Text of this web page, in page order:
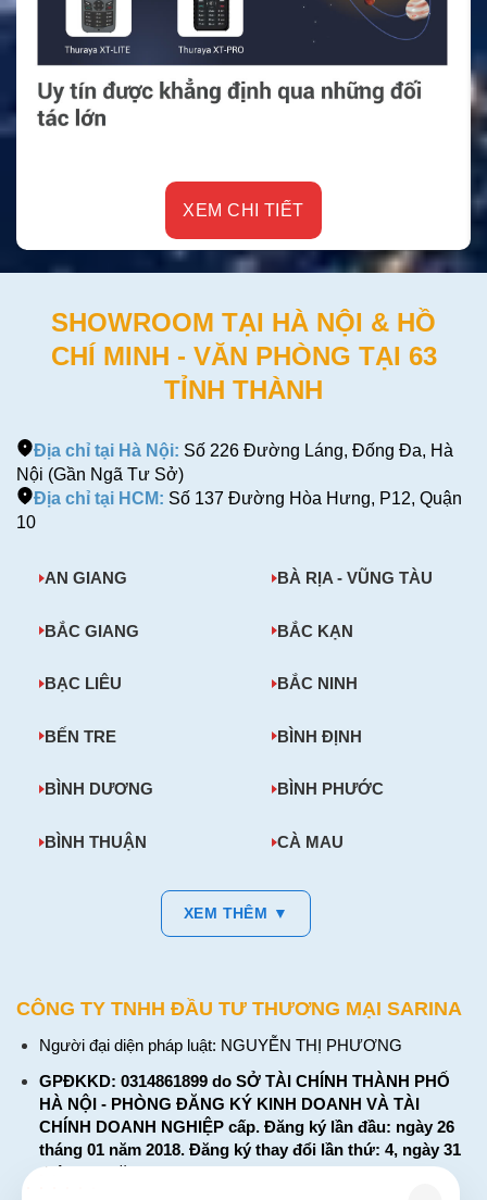
XEM CHI TIẾT
SHOWROOM TẠI HÀ NỘI & HỒ
CHÍ MINH - VĂN PHÒNG TẠI 63
TỈNH THÀNH
Địa chỉ tại Hà Nội: Số 226 Đường Láng, Đống Đa, Hà
Nội (Gần Ngã Tư Sở)
Địa chỉ tại HCM: Số 137 Đường Hòa Hưng, P12, Quận
10
AN GIANG BÀ RỊA - VŨNG TÀU
BẮC GIANG BẮC KẠN
BẠC LIÊU BẮC NINH
BẾN TRE BÌNH ĐỊNH
BÌNH DƯƠNG BÌNH PHƯỚC
BÌNH THUẬN CÀ MAU
XEM THÊM ▼
CÔNG TY TNHH ĐẦU TƯ THƯƠNG MẠI SARINA
Người đại diện pháp luật: NGUYỄN THỊ PHƯƠNG
GPĐKKD: 0314861899 do SỞ TÀI CHÍNH THÀNH PHỐ
HÀ NỘI - PHÒNG ĐĂNG KÝ KINH DOANH VÀ TÀI
CHÍNH DOANH NGHIỆP cấp. Đăng ký lần đầu: ngày 26
tháng 01 năm 2018. Đăng ký thay đổi lần thứ: 4, ngày 31
tháng 03 năm 2026